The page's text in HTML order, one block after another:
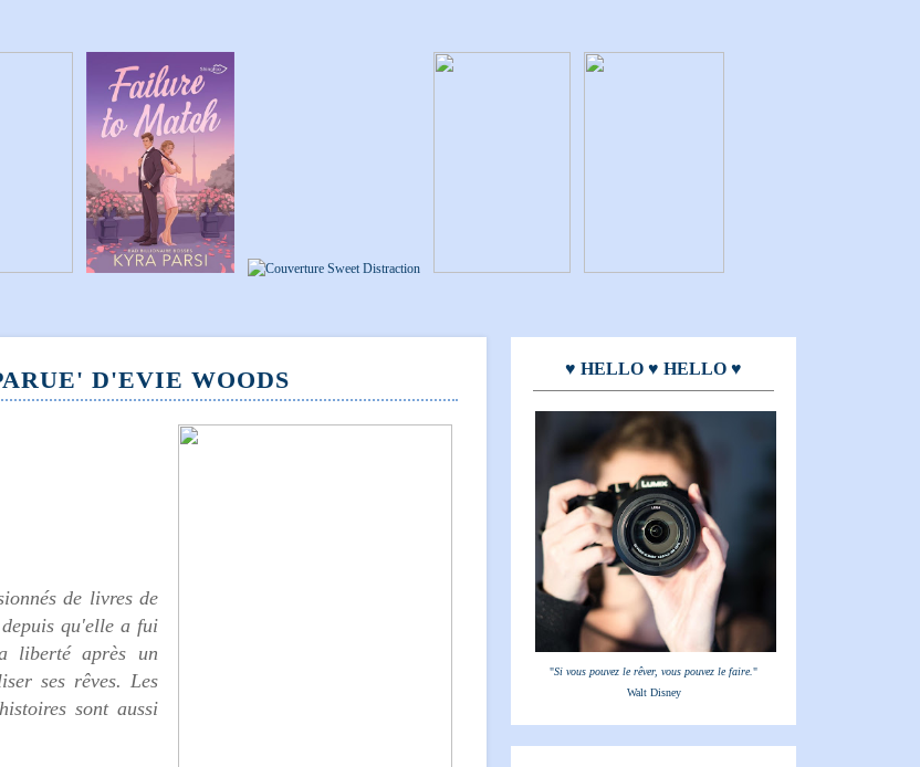
D'EVIE WOODS
de livres de
qu'elle a fui
liberté après un
ses rêves. Les
sont aussi
♥ HELLO ♥ HELLO ♥
"Si vous pouvez le rêver, vous pouvez le faire."
Walt Disney